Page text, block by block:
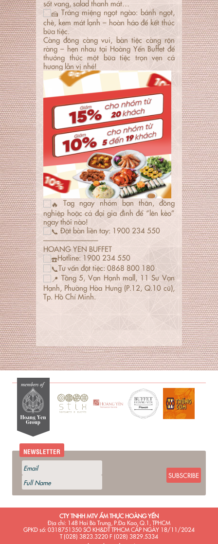
sốt vang, salad thanh mát…
Tráng miệng ngọt ngào: bánh ngọt,
chè, kem mát lạnh – hoàn hảo để kết thúc
bữa tiệc.
Càng đông càng vui, bàn tiệc càng rộn
ràng – hẹn nhau tại Hoàng Yến Buffet để
thưởng thức một bữa tiệc trọn vẹn cả
hương lẫn vị nhé!
Tag ngay nhóm bạn thân, đồng
nghiệp hoặc cả đại gia đình để “lên kèo”
ngay thôi nào!
Đặt bàn liền tay: 1900 234 550
———————–
HOANG YEN BUFFET
Hotline: 1900 234 550
Tư vấn đặt tiệc: 0868 800 180
Tầng 5, Vạn Hạnh mall, 11 Sư Vạn
Hạnh, Phường Hòa Hưng (P.12, Q.10 cũ),
Tp. Hồ Chí Minh.
NEWSLETTER
SUBSCRIBE
CTY TNHH MTV ẨM THỰC HOÀNG YẾN
Địa chỉ: 148 Hai Bà Trưng, P.Đa Kao, Q.1, TPHCM
GPKD số: 0318751350 SỞ KH&DT TPHCM CẤP NGÀY 18/11/2024
T (028) 3823.3220 F (028) 3829.5334